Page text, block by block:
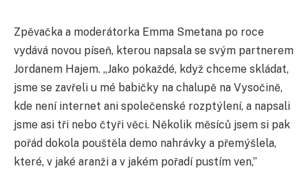
Zpěvačka a moderátorka Emma Smetana po roce
vydává novou píseň, kterou napsala se svým partnerem
Jordanem Hajem. „Jako pokaždé, když chceme skládat,
jsme se zavřeli u mé babičky na chalupě na Vysočině,
kde není internet ani společenské rozptýlení, a napsali
jsme asi tři nebo čtyři věci. Několik měsíců jsem si pak
pořád dokola pouštěla demo nahrávky a přemýšlela,
které, v jaké aranži a v jakém pořadí pustím ven,”